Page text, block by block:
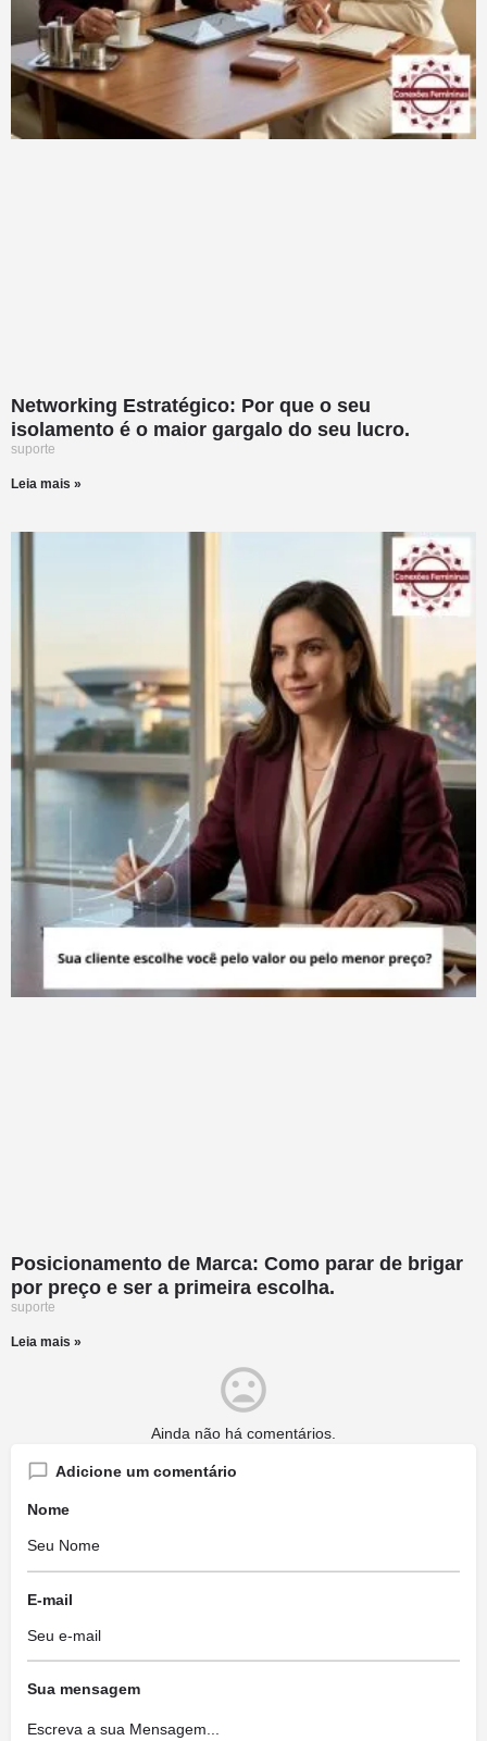
Networking Estratégico: Por que o seu
isolamento é o maior gargalo do seu lucro.
suporte
Leia mais »
Posicionamento de Marca: Como parar de brigar
por preço e ser a primeira escolha.
suporte
Leia mais »
Ainda não há comentários.
Adicione um comentário
Nome
E-mail
Sua mensagem